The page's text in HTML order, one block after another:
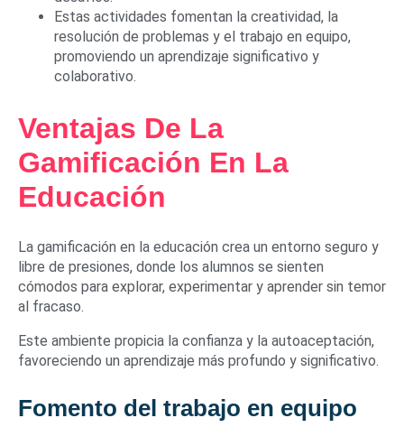
Estas actividades fomentan la creatividad, la
resolución de problemas y el trabajo en equipo,
promoviendo un aprendizaje significativo y
colaborativo.
Ventajas De La
Gamificación En La
Educación
La gamificación en la educación crea un entorno seguro y
libre de presiones, donde los alumnos se sienten
cómodos para explorar, experimentar y aprender sin temor
al fracaso.
Este ambiente propicia la confianza y la autoaceptación,
favoreciendo un aprendizaje más profundo y significativo.
Fomento del trabajo en equipo